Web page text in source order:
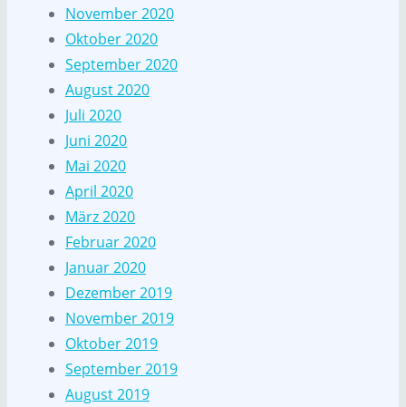
November 2020
Oktober 2020
September 2020
August 2020
Juli 2020
Juni 2020
Mai 2020
April 2020
März 2020
Februar 2020
Januar 2020
Dezember 2019
November 2019
Oktober 2019
September 2019
August 2019